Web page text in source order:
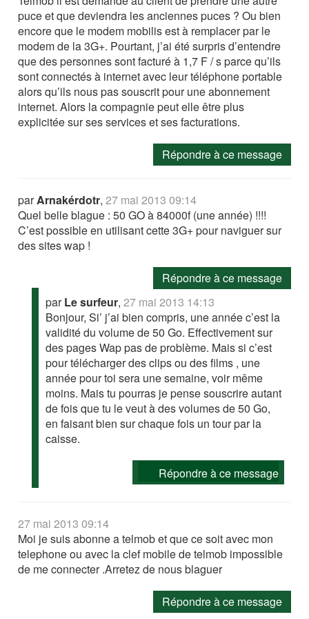
puce et que deviendra les anciennes puces ? Ou bien
encore que le modem mobilis est à remplacer par le
modem de la 3G+. Pourtant, j’ai été surpris d’entendre
que des personnes sont facturé à 1,7 F / s parce qu’ils
sont connectés à internet avec leur téléphone portable
alors qu’ils nous pas souscrit pour une abonnement
internet. Alors la compagnie peut elle être plus
explicitée sur ses services et ses facturations.
Répondre à ce message
parArnakérdotr,27 mai 2013 09:14
Quel belle blague : 50 GO à 84000f (une année) !!!!
C’est possible en utilisant cette 3G+ pour naviguer sur
des sites wap !
Répondre à ce message
parLe surfeur,27 mai 2013 14:13
Bonjour, Si’ j’ai bien compris, une année c’est la
validité du volume de 50 Go. Effectivement sur
des pages Wap pas de problème. Mais si c’est
pour télécharger des clips ou des films , une
année pour toi sera une semaine, voir même
moins. Mais tu pourras je pense souscrire autant
de fois que tu le veut à des volumes de 50 Go,
en faisant bien sur chaque fois un tour par la
caisse.
Répondre à ce message
27 mai 2013 09:14
Moi je suis abonne a telmob et que ce soit avec mon
telephone ou avec la clef mobile de telmob impossible
de me connecter .Arretez de nous blaguer
Répondre à ce message